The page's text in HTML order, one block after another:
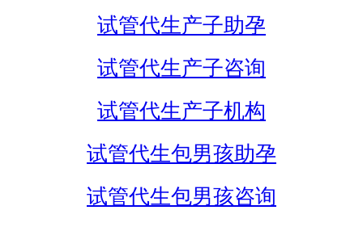
试管代生产子助孕
试管代生产子咨询
试管代生产子机构
试管代生包男孩助孕
试管代生包男孩咨询